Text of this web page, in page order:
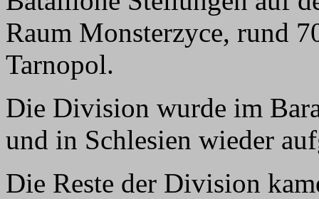
Raum Monsterzyce, rund
Tarnopol.
Die Division wurde im
und in Schlesien wieder
Die Reste der Division